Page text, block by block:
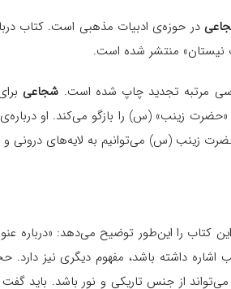
در حوزه‌ی ادبیات مذهبی است. کتاب
مرتبه تجدید چاپ شده است. شجاعی
«حضرت زینب» (س) را بازگو می‌کند. او
زینب (س) می‌توانیم به لایه‌های درونی و
کتاب را این‌طور توضیح می‌دهد: «درباره‌
اشاره داشته باشد، مفهوم دیگری نیز
از جنس تاریکی و نور باشد. باید